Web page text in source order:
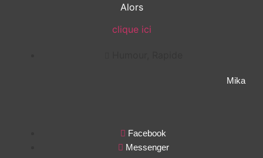
Alors
clique ici
Mika
Facebook
Messenger